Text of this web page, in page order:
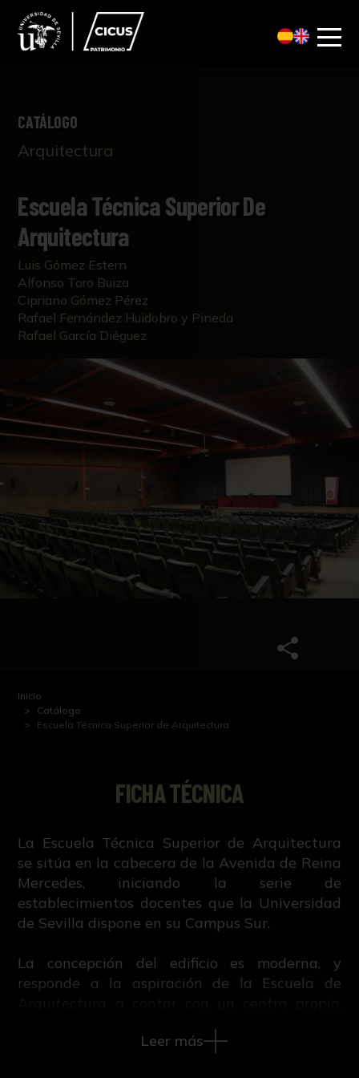
CATÁLOGO
Arquitectura
Escuela Técnica Superior De
Arquitectura
Luis Gómez Estern
Alfonso Toro Buiza
Cipriano Gómez Pérez
Rafael Fernández Huidobro y Pineda
Rafael García Diéguez
Inicio
Catálogo
Escuela Técnica Superior de Arquitectura
FICHA TÉCNICA
La Escuela Técnica Superior de Arquitectura
se sitúa en la cabecera de la Avenida de Reina
Mercedes, iniciando la serie de
establecimientos docentes que la Universidad
de Sevilla dispone en su Campus Sur.
La concepción del edificio es moderna, y
responde a la aspiración de la Escuela de
Brasil de la Exposición de 1929. Como tal, hay
Leer más